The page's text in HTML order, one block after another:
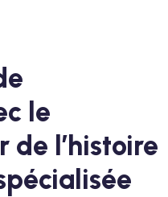
le
de l’histoire